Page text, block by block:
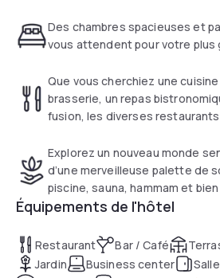
Des chambres spacieuses et
vous attendent pour votre plus
Que vous cherchiez une
brasserie, un repas
fusion, les diverses
Explorez un nouveau monde
d’une merveilleuse palette de
piscine, sauna, hammam et
Équipements de l'hôtel
Restaurant Bar / Café
Jardin
Business center